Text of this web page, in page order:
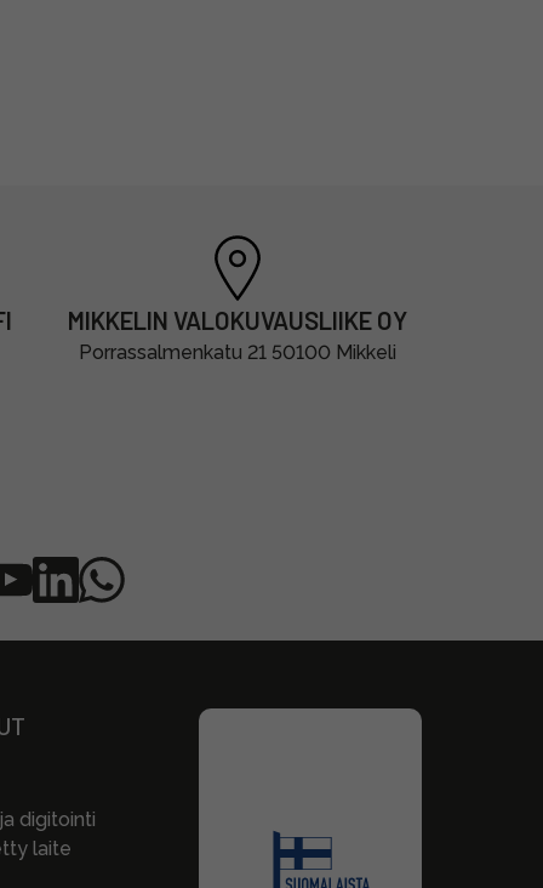
MIKKELIN VALOKUVAUSLIIKE OY
Porrassalmenkatu 21 50100 Mikkeli
digitointi
laite